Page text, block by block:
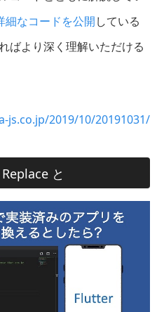
なコードを公開している
ばより深く理解いただける
js.co.jp/2019/10/20191031/
と